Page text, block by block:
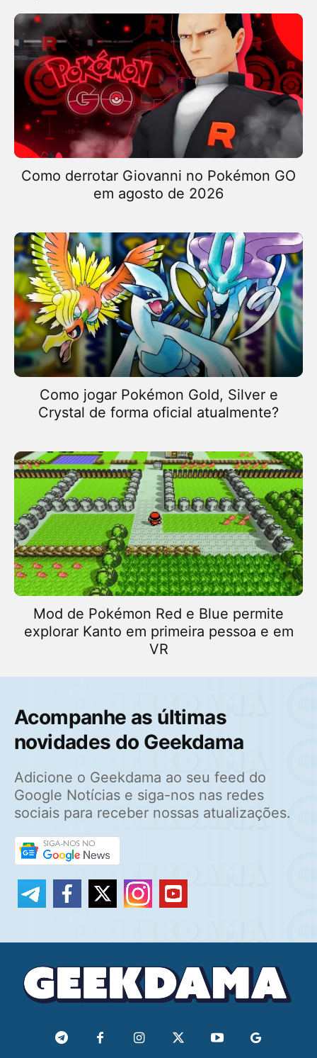
Como derrotar Giovanni no Pokémon GO
em agosto de 2026
Como jogar Pokémon Gold, Silver e
Crystal de forma oficial atualmente?
Mod de Pokémon Red e Blue permite
explorar Kanto em primeira pessoa e em
VR
Acompanhe as últimas
novidades do Geekdama
Adicione o Geekdama ao seu feed do
Google Notícias e siga-nos nas redes
sociais para receber nossas atualizações.